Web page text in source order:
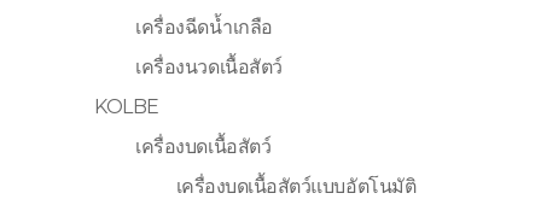
เครื่องฉีดน้ำเกลือ
เครื่องนวดเนื้อสัตว์
KOLBE
เครื่องบดเนื้อสัตว์
เครื่องบดเนื้อสัตว์แบบอัตโนมัติ